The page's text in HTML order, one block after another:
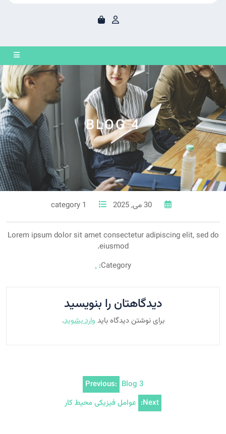
BLOG 4
30 می, 2025 1 category
Lorem ipsum dolor sit amet consectetur adipiscing elit, sed do
eiusmod.
Category:
.
دیدگاهتان را بنویسید
برای نوشتن دیدگاه باید وارد بشوید.
Previous: Blog 3
Next:
عواﻣﻞ ﻓﯿﺰﯾﮑﯽ ﻣﺤﯿﻂ ﮐﺎر